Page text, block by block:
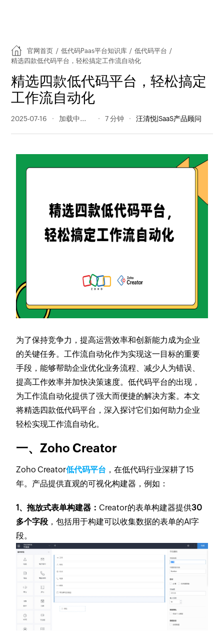
官网首页 / 低代码Paas平台知识库 / 低代码平台 /
精选四款低代码平台，轻松搞定工作流自动化
精选四款低代码平台，轻松搞定
工作流自动化
2025-07-16 461 阅读量 7 分钟 汪清悦|SaaS产品顾问
为了保持竞争力，提高运营效率和创新能力成为企业
的关键任务。工作流自动化作为实现这一目标的重要
手段，能够帮助企业优化业务流程、减少人为错误、
提高工作效率并加快决策速度。低代码平台的出现，
为工作流自动化提供了强大而便捷的解决方案。本文
将精选四款低代码平台，深入探讨它们如何助力企业
轻松实现工作流自动化。
一、Zoho Creator
Zoho Creator低代码平台 ，在低代码行业深耕了15
年。产品提供直观的可视化构建器，例如：
1、拖放式表单构建器： Creator的表单构建器提供30
多个字段 ，包括用于构建可以收集数据的表单的AI字
段。